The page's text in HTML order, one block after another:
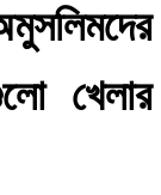
খেলার